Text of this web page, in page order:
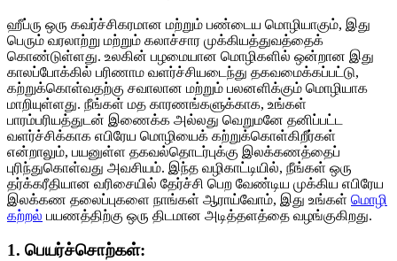
ஹீப்ரு ஒரு கவர்ச்சிகரமான மற்றும் பண்டைய மொழியாகும், இது
பெரும் வரலாற்று மற்றும் கலாச்சார முக்கியத்துவத்தைக்
கொண்டுள்ளது. உலகின் பழமையான மொழிகளில் ஒன்றான இது
காலப்போக்கில் பரிணாம வளர்ச்சியடைந்து தகவமைக்கப்பட்டு,
கற்றுக்கொள்வதற்கு சவாலான மற்றும் பலனளிக்கும் மொழியாக
மாறியுள்ளது. நீங்கள் மத காரணங்களுக்காக, உங்கள்
பாரம்பரியத்துடன் இணைக்க அல்லது வெறுமனே தனிப்பட்ட
வளர்ச்சிக்காக எபிரேய மொழியைக் கற்றுக்கொள்கிறீர்கள்
என்றாலும், பயனுள்ள தகவல்தொடர்புக்கு இலக்கணத்தைப்
புரிந்துகொள்வது அவசியம். இந்த வழிகாட்டியில், நீங்கள் ஒரு
தர்க்கரீதியான வரிசையில் தேர்ச்சி பெற வேண்டிய முக்கிய எபிரேய
இலக்கண தலைப்புகளை நாங்கள் ஆராய்வோம், இது உங்கள் மொழி
கற்றல் பயணத்திற்கு ஒரு திடமான அடித்தளத்தை வழங்குகிறது.
1. பெயர்ச்சொற்கள்: